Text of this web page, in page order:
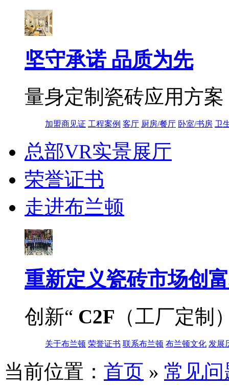
坚守承诺 品质为先
量身定制瓷砖应用方
加盟商见证 工程案例 客厅 厨房/餐厅 卧室/书房 卫
总部VR实景展厅
荣誉证书
走进布兰顿
重新定义瓷砖市场创
创新“ C2F （工厂定制
关于布兰顿 荣誉证书 联系布兰顿 布兰顿文化 发展
当前位置： 首页 » 常见问